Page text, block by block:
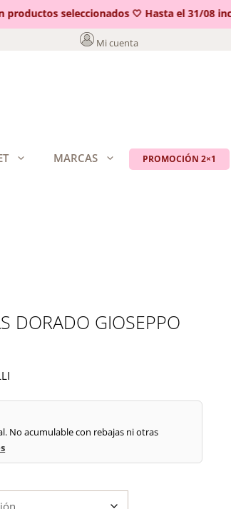
productos seleccionados 🤍 Hasta el 31/08
Mi cuenta
MARCAS PROMOCIÓN 2×1
DORADO GIOSEPPO
No acumulable con rebajas ni otras